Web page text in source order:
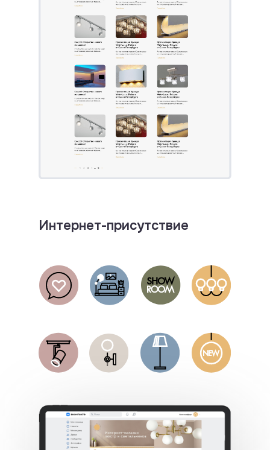
Интернет-присутствие
Давайте обсудим
ваш проект?
Что вам нужно разработать?
брендинг
дизайн-поддержка
Я даю согласие на обработку персональных
данных и соглашаюсь с Политикой обработки
персональных данных